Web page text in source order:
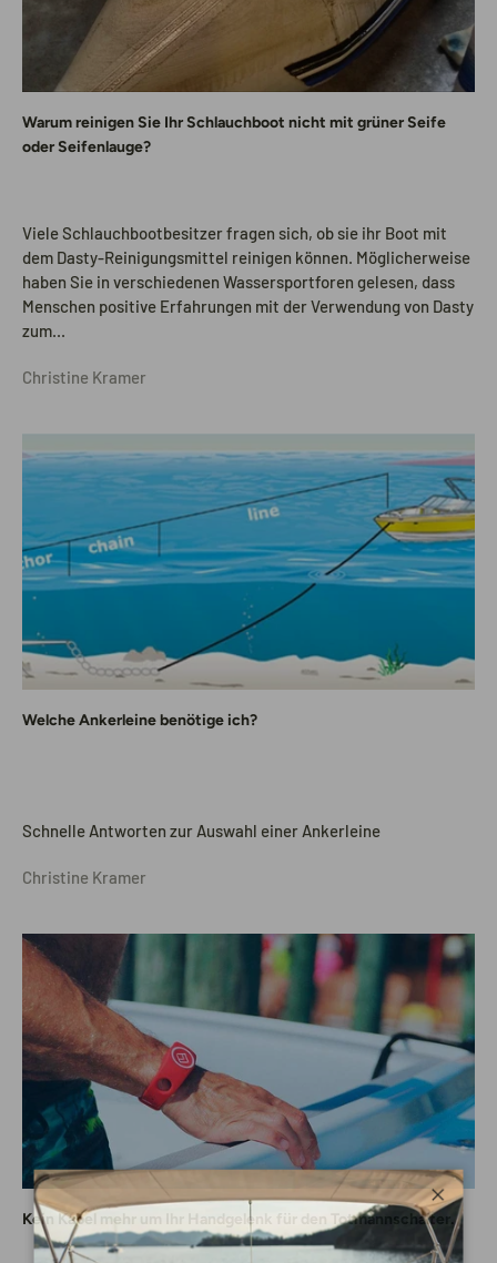
Warum reinigen Sie Ihr Schlauchboot nicht mit grüner Seife
oder Seifenlauge?
Viele Schlauchbootbesitzer fragen sich, ob sie ihr Boot mit
dem Dasty-Reinigungsmittel reinigen können. Möglicherweise
haben Sie in verschiedenen Wassersportforen gelesen, dass
Menschen positive Erfahrungen mit der Verwendung von Dasty
zum...
Christine Kramer
Welche Ankerleine benötige ich?
Schnelle Antworten zur Auswahl einer Ankerleine
Christine Kramer
Kein Kabel mehr um Ihr Handgelenk für den Totmannschalter.